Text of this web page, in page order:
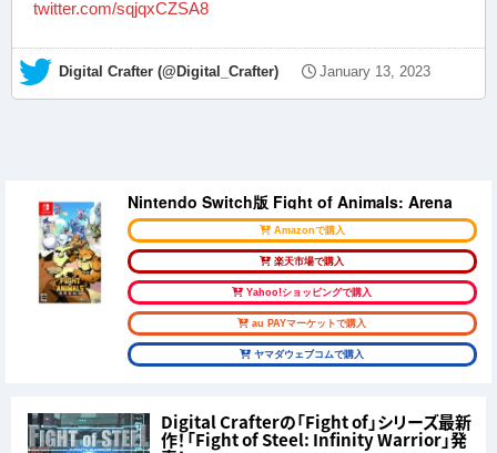
twitter.com/sqjqxCZSA8
— Digital Crafter (@Digital_Crafter) January 13, 2023
Nintendo Switch版 Fight of Animals: Arena
Amazonで購入
楽天市場で購入
Yahoo!ショッピングで購入
au PAYマーケットで購入
ヤマダウェブコムで購入
Digital Crafterの「Fight of」シリーズ最新
作！「Fight of Steel: Infinity Warrior」発